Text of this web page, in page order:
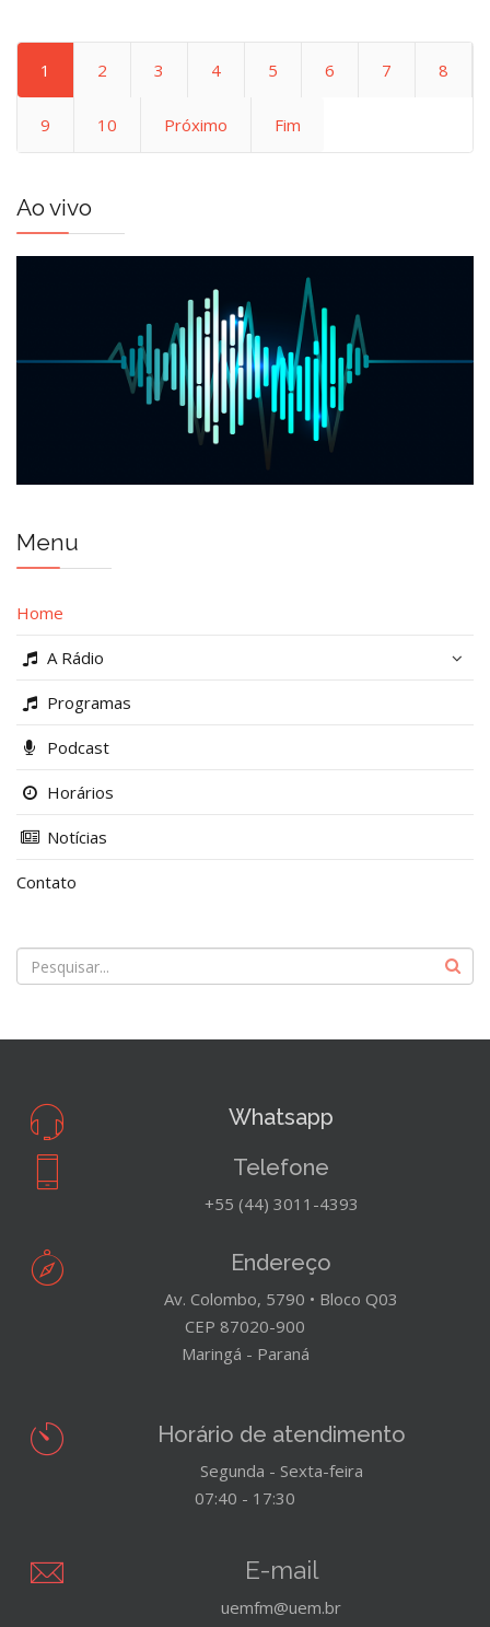
1 2 3 4 5 6 7 8
9 10 Próximo Fim
Ao vivo
Menu
Home
A Rádio
Programas
Podcast
Horários
Notícias
Contato
Whatsapp
Telefone
+55 (44) 3011-4393
Endereço
Av. Colombo, 5790 • Bloco Q03
CEP 87020-900
Maringá - Paraná
Horário de atendimento
Segunda - Sexta-feira
07:40 - 17:30
E-mail
uemfm@uem.br